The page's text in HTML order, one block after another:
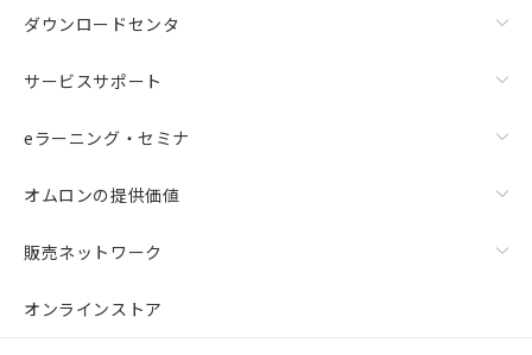
ダウンロードセンタ
サービスサポート
eラーニング・セミナ
オムロンの提供価値
販売ネットワーク
オンラインストア